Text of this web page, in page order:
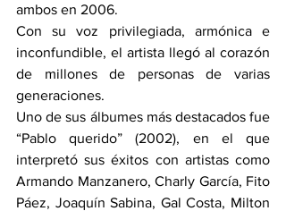
ambos en 2006.
Con su voz privilegiada, armónica e
inconfundible, el artista llegó al corazón
de millones de personas de varias
generaciones.
Uno de sus álbumes más destacados fue
“Pablo querido” (2002), en el que
interpretó sus éxitos con artistas como
Armando Manzanero, Charly García, Fito
Páez, Joaquín Sabina, Gal Costa, Milton